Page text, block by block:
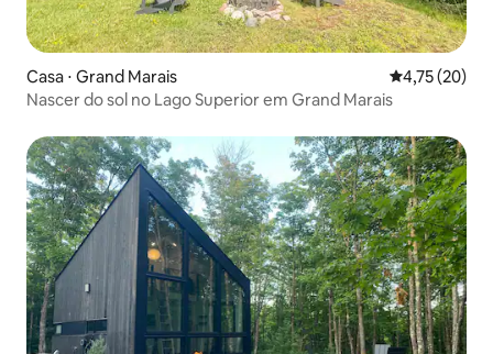
Casa ⋅ Grand Marais 4,75 de uma
4,75 (20)
Nascer do sol no Lago Superior em Grand Marais